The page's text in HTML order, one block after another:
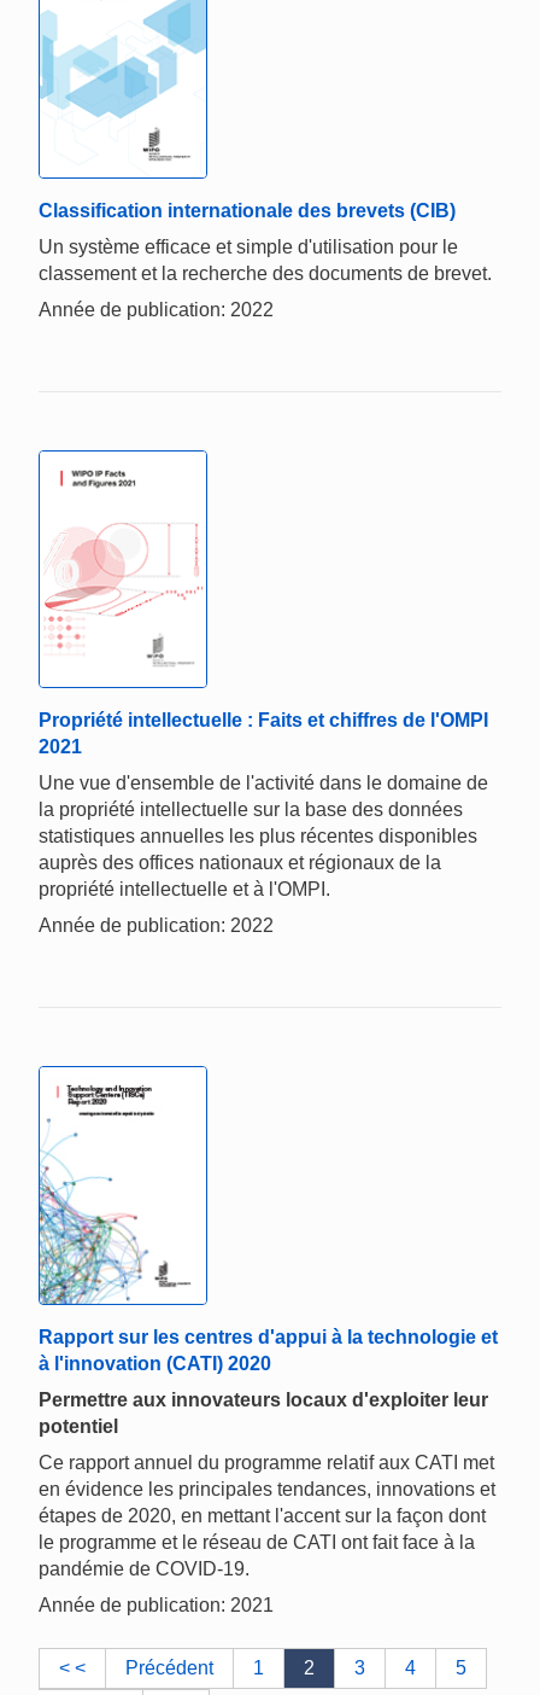
Classification internationale des brevets (CIB)
Un système efficace et simple d'utilisation pour le
classement et la recherche des documents de brevet.
Année de publication: 2022
Propriété intellectuelle : Faits et chiffres de l'OMPI
2021
Une vue d'ensemble de l'activité dans le domaine de
la propriété intellectuelle sur la base des données
statistiques annuelles les plus récentes disponibles
auprès des offices nationaux et régionaux de la
propriété intellectuelle et à l'OMPI.
Année de publication: 2022
Rapport sur les centres d'appui à la technologie et
à l'innovation (CATI) 2020
Permettre aux innovateurs locaux d'exploiter leur
potentiel
Ce rapport annuel du programme relatif aux CATI met
en évidence les principales tendances, innovations et
étapes de 2020, en mettant l'accent sur la façon dont
le programme et le réseau de CATI ont fait face à la
pandémie de COVID-19.
Année de publication: 2021
< < Précédent 1 2 3 4 5